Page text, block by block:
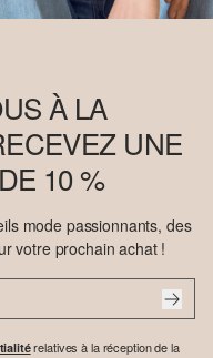
À LA
UNE
10 %
mode passionnants, des
votre prochain achat !
relatives à la réception de la